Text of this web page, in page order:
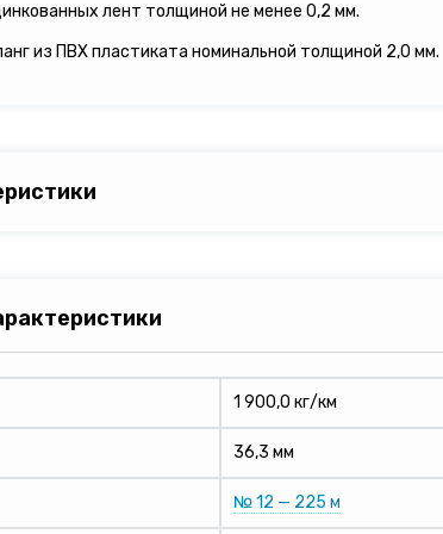
лент толщиной не менее 0,2 мм.
из ПВХ пластиката номинальной толщиной 2,0 мм.
1 900,0 кг/км
36,3 мм
№ 12 — 225 м